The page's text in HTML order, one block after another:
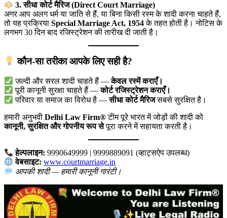
3. सीधा कोर्ट मैरिज (Direct Court Marriage)
अगर आप अलग धर्म या जाति से हैं, या बिना किसी रस्म के शादी करना चाहते हैं,
तो यह प्रक्रिया Special Marriage Act, 1954के तहत होती है। नोटिस के
लगभग 30 दिन बाद रजिस्ट्रेशन की तारीख दी जाती है।
कौन-सा तरीका आपके लिए सही है?
जल्दी और सरल शादी चाहते हैं —केवल रस्में कराएँ।
पूरी कानूनी सुरक्षा चाहते हैं —कोर्ट रजिस्ट्रेशन कराएँ।
परिवार या समाज का विरोध है —सीधा कोर्ट मैरिजसबसे सुरक्षित है।
हमारी अनुभवी Delhi Law Firm®टीम पूरे भारत में जोड़ों की शादी को
कानूनी, सुरक्षित और गोपनीय रूप सेपूरा करने में सहायता करती है।
हेल्पलाइन: 9990649999 | 9999889091 (व्हाट्सऐप उपलब्ध)
वेबसाइट: www.courtmarriage.in
आपकी शादी — हमारी कानूनी गारंटी।